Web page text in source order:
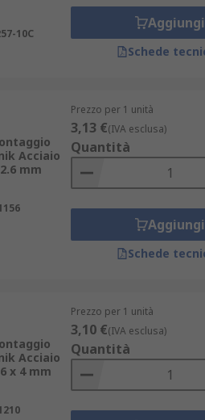
10C
Aggiungi
Schede
Acciaio
mm
Prezzo per 1 unità
3,13 €(IVA esclusa)
Quantità
Aggiungi
Schede
Acciaio
x 4 mm
Prezzo per 1 unità
3,10 €(IVA esclusa)
Quantità